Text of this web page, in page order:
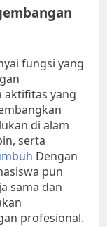
fungsi yang
aktifitas yang
di alam
serta
Dengan
pun
sama dan
profesional.